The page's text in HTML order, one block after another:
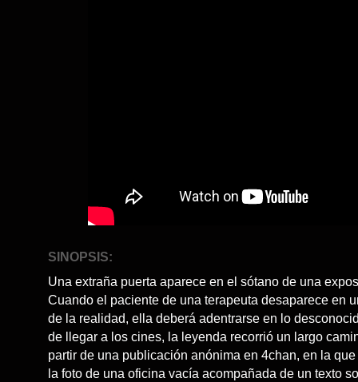
SINOPSIS:
Una extraña puerta aparece en el sótano de una
Cuando el paciente de una terapeuta desaparece en
de la realidad, ella deberá adentrarse en lo
de llegar a los cines, la leyenda recorrió un largo
partir de una publicación anónima en 4chan, en la
la foto de una oficina vacía acompañada de un texto